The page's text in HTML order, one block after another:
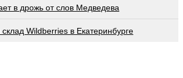
в дрожь от слов Медведева
Wildberries в Екатеринбурге